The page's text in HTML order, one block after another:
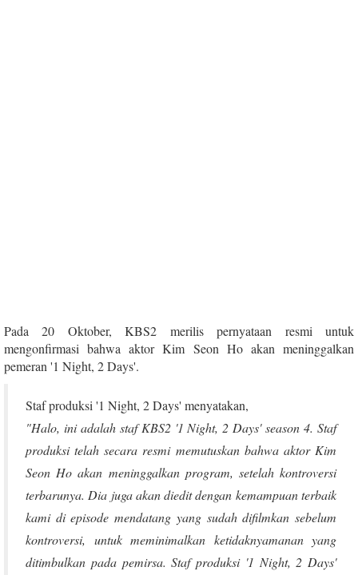
Pada 20 Oktober, KBS2 merilis pernyataan resmi untuk
mengonfirmasi bahwa aktor Kim Seon Ho akan meninggalkan
pemeran '1 Night, 2 Days'.
Staf produksi '1 Night, 2 Days' menyatakan,
"Halo, ini adalah staf KBS2 '1 Night, 2 Days' season 4. Staf
produksi telah secara resmi memutuskan bahwa aktor Kim
Seon Ho akan meninggalkan program, setelah kontroversi
terbarunya. Dia juga akan diedit dengan kemampuan terbaik
kami di episode mendatang yang sudah difilmkan sebelum
kontroversi, untuk meminimalkan ketidaknyamanan yang
ditimbulkan pada pemirsa. Staf produksi '1 Night, 2 Days'